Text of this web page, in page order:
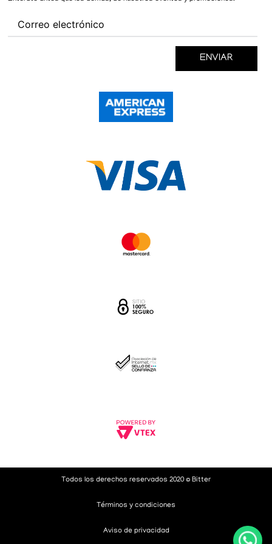
ENVIAR
Todos los derechos reservados 2020 © Bitter
Términos y condiciones
Aviso de privacidad